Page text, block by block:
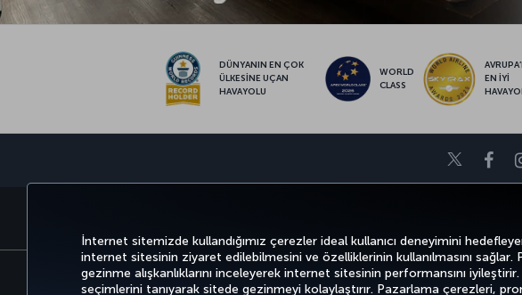
İnternet sitemizde kullandığımız çerezler ideal kullanıcı deneyimini
internet sitesinin ziyaret edilebilmesini ve özelliklerinin kullanılmasını sağlar.
gezinme alışkanlıklarını inceleyerek internet sitesinin performansını
seçimlerini tanıyarak sitede gezinmeyi kolaylaştırır. Pazarlama çerezleri,
DÜNYANIN EN ÇOK
ÜLKESİNE UÇAN
HAVAYOLU
WORLD
CLASS
EN İYİ
Twitter
Bilgi Toplumu Hizmetleri Erişilebilirlik Gizlilik ve